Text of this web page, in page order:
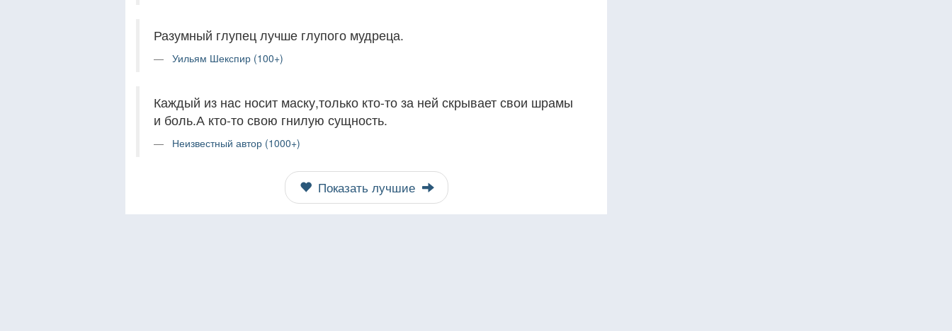
Разумный глупец лучше глупого мудреца.
Уильям Шекспир (100+)
Каждый из нас носит маску,только кто-то за ней скрывает свои шрамы
и боль.А кто-то свою гнилую сущность.
Неизвестный автор (1000+)
Показать лучшие